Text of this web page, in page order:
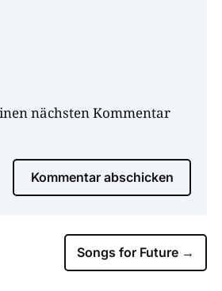
nächsten Kommentar
Kommentar abschicken
Songs for Future →